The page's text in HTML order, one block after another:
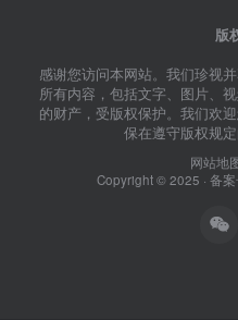
版
感谢您访问本网站。我们珍视
所有内容，包括文字、图片、
的财产，受版权保护。我们欢
保在遵守版权规定
网站地
Copyright © 2025 · 备案